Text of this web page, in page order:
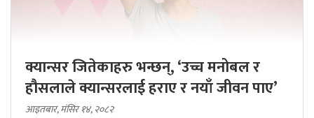
क्यान्सर जितेकाहरु भन्छन्, ‘उच्च मनोबल र
हौसलाले क्यान्सरलाई हराए र नयाँ जीवन पाए’
आइतबार, मंसिर १४, २०८२